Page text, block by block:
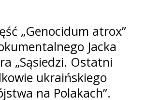
„Genocidum atrox”
Jacka
„Sąsiedzi. Ostatni
ukraińskiego
na Polakach”.